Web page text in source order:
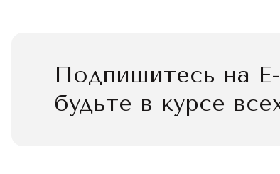
Подпишитесь на
будьте в курсе